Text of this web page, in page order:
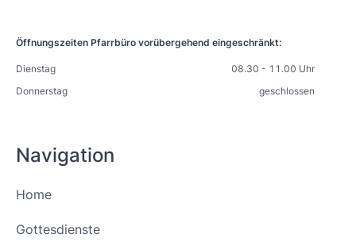
Öffnungszeiten Pfarrbüro vorübergehend eingeschränkt:
Dienstag
08.30 - 11.00 Uhr
Donnerstag
geschlossen
Navigation
Home
Gottesdienste